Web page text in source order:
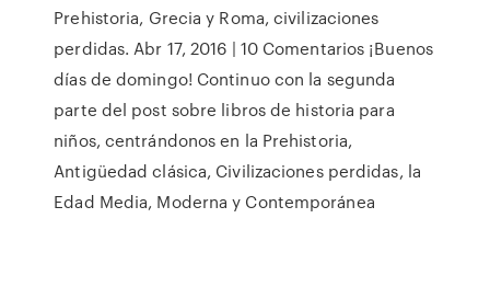
Prehistoria, Grecia y Roma, civilizaciones
perdidas. Abr 17, 2016 | 10 Comentarios ¡Buenos
días de domingo! Continuo con la segunda
parte del post sobre libros de historia para
niños, centrándonos en la Prehistoria,
Antigüedad clásica, Civilizaciones perdidas, la
Edad Media, Moderna y Contemporánea